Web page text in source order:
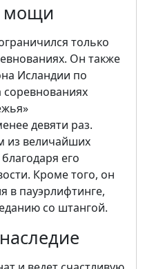
мощи
только
Он также
Исландии по
девяти раз.
из величайших
его
Кроме того, он
в пауэрлифтинге,
со штангой.